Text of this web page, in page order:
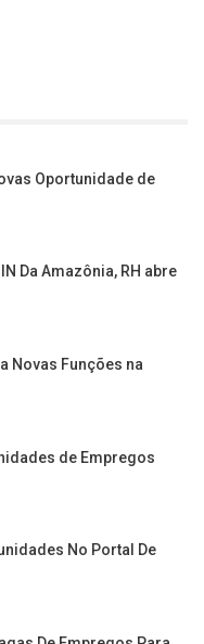
Oportunidade de
Da Amazônia, RH abre
Novas Funções na
de Empregos
No Portal De